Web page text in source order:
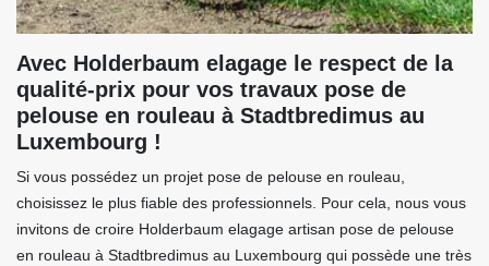
Avec Holderbaum elagage le respect de la
qualité-prix pour vos travaux pose de
pelouse en rouleau à Stadtbredimus au
Luxembourg !
Si vous possédez un projet pose de pelouse en rouleau,
choisissez le plus fiable des professionnels. Pour cela, nous vous
invitons de croire Holderbaum elagage artisan pose de pelouse
en rouleau à Stadtbredimus au Luxembourg qui possède une très